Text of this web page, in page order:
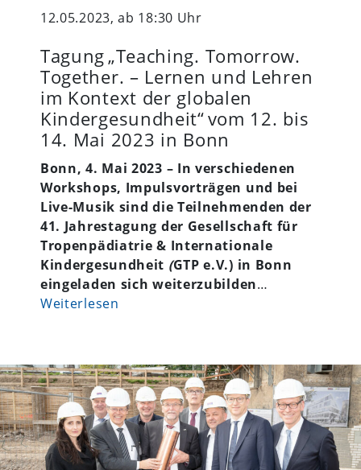
12.05.2023, ab 18:30 Uhr
Tagung „Teaching. Tomorrow.
Together. – Lernen und Lehren
im Kontext der globalen
Kindergesundheit“ vom 12. bis
14. Mai 2023 in Bonn
Bonn, 4. Mai 2023 – In verschiedenen
Workshops, Impulsvorträgen und bei
Live-Musik sind die Teilnehmenden der
41. Jahrestagung der Gesellschaft für
Tropenpädiatrie & Internationale
Kindergesundheit (GTP e.V.) in Bonn
eingeladen sich weiterzubilden…
Weiterlesen